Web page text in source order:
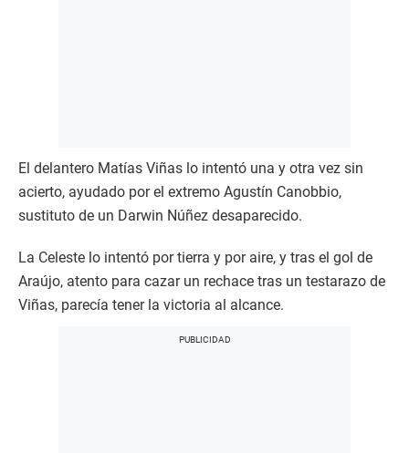
El delantero Matías Viñas lo intentó una y otra vez sin
acierto, ayudado por el extremo Agustín Canobbio,
sustituto de un Darwin Núñez desaparecido.
La Celeste lo intentó por tierra y por aire, y tras el gol de
Araújo, atento para cazar un rechace tras un testarazo de
Viñas, parecía tener la victoria al alcance.